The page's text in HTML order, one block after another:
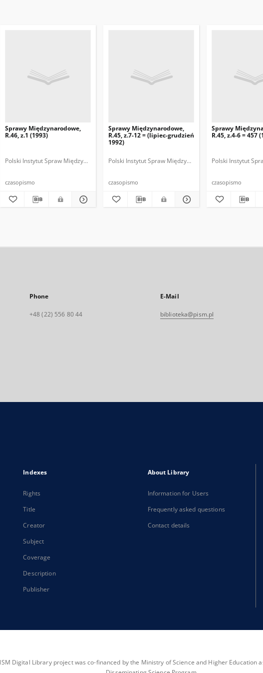
Polska Fundacja Spraw Międzynarodowych. Polska. Ministerstwo Spraw
Sprawy Międzynarodowe,
R.46, z.1 (1993)
Polski Instytut Spraw Międzynarodowych. Polska Fundacja Spraw Międzynarodowych.
czasopismo
Sprawy Międzynarodowe,
R.45, z.7-12 = (lipiec-grudzień
1992)
Polski Instytut Spraw Międzynarodowych. Polska
czasopismo
Sprawy
R.45, z.4-6 = 457
Polski Instytut
czasopismo
Phone
+48 (22) 556 80 44
E-Mail
biblioteka@pism.pl
Indexes
Rights
Title
Creator
Subject
Coverage
Description
Publisher
About Library
Information for Users
Frequently asked questions
Contact details
Digital Library project was co-financed by the Ministry of Science and Higher Education